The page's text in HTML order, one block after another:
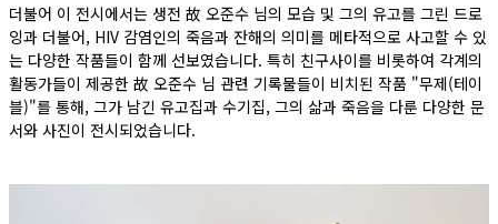
더불어 이 전시에서는 생전 故 오준수 님의 모습 및 그의 유고를 그린 드로
잉과 더불어, HIV 감염인의 죽음과 잔해의 의미를 메타적으로 사고할 수 있
는 다양한 작품들이 함께 선보였습니다. 특히 친구사이를 비롯하여 각계의
활동가들이 제공한 故 오준수 님 관련 기록물들이 비치된 작품 "무제(테이
블)"를 통해, 그가 남긴 유고집과 수기집, 그의 삶과 죽음을 다룬 다양한 문
서와 사진이 전시되었습니다.